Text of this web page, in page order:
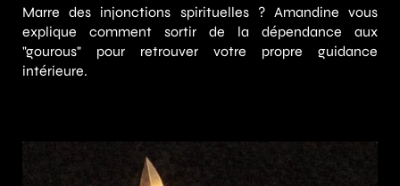
Marre des injonctions spirituelles ? Amandine vous
explique comment sortir de la dépendance aux
"gourous" pour retrouver votre propre guidance
intérieure.